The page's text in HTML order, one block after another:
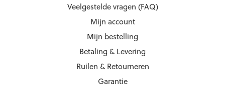
Veelgestelde vragen (FAQ)
Mijn account
Mijn bestelling
Betaling & Levering
Ruilen & Retourneren
Garantie